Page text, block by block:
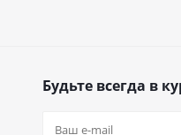
Будьте всегда в